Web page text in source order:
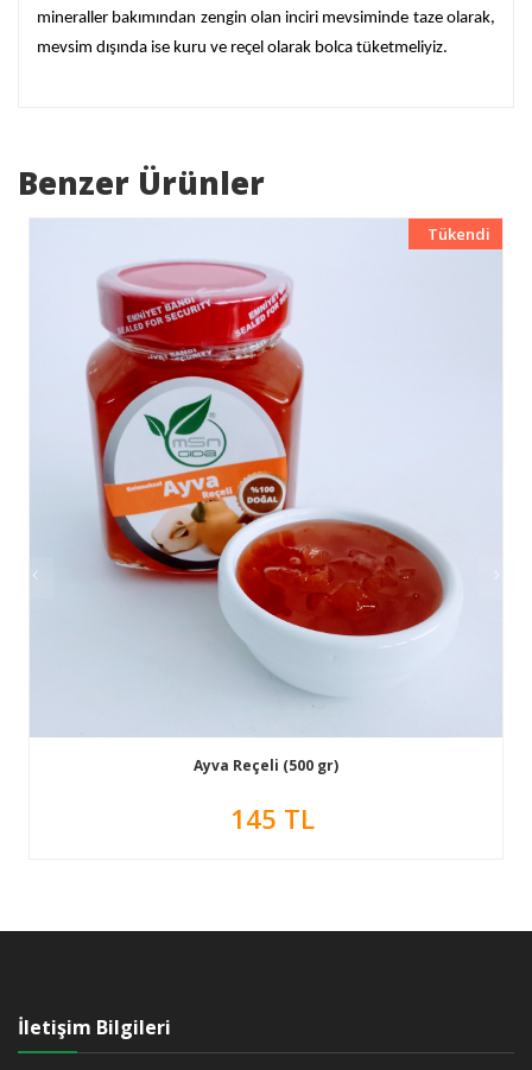
mineraller bakımından zengin olan inciri mevsiminde taze olarak,
mevsim dışında ise kuru ve reçel olarak bolca tüketmeliyiz.
Benzer Ürünler
Yeni
Tükendi
Ayva Reçeli (500 gr)
145 TL
İletişim Bilgileri